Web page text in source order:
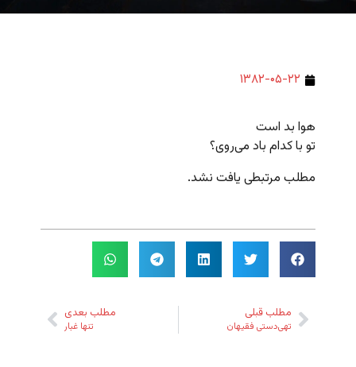
۱۳۸۲-۰۵-۲۲
هوا بد است
تو با کدام باد می‌روی؟
مطلب مرتبطی یافت نشد.
مطلب قبلی
تهی‌دستی فقیهان
مطلب بعدی
تنها غبار